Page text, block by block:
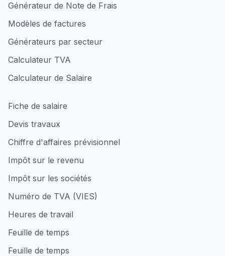
Générateur de Note de Frais
Modèles de factures
Générateurs par secteur
Calculateur TVA
Calculateur de Salaire
Fiche de salaire
Devis travaux
Chiffre d'affaires prévisionnel
Impôt sur le revenu
Impôt sur les sociétés
Numéro de TVA (VIES)
Heures de travail
Feuille de temps
Feuille de temps